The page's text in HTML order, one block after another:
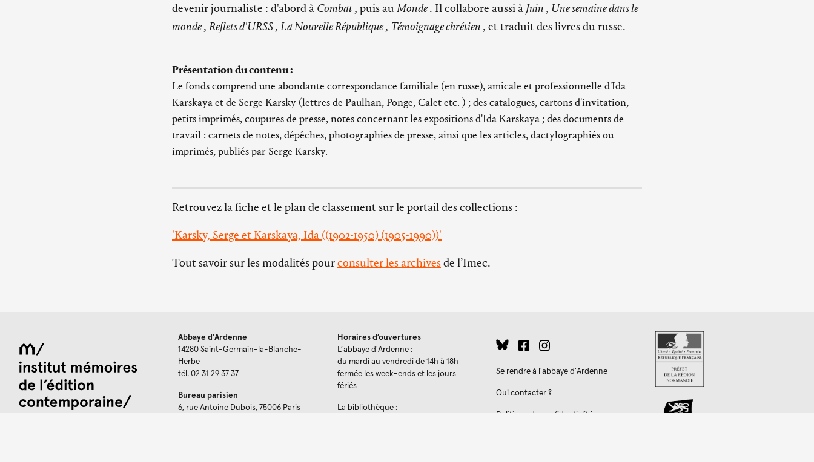
devenir journaliste : d'abord à Combat, puis au Monde. Il collabore aussi à Juin , Une semaine dans le
monde, Reflets d'URSS, La Nouvelle République, Témoignage chrétien , et traduit des livres du russe.
Présentation du contenu :
Le fonds comprend une abondante correspondance familiale (en russe), amicale et professionnelle d'Ida
Karskaya et de Serge Karsky (lettres de Paulhan, Ponge, Calet etc. ) ; des catalogues, cartons d'invitation,
petits imprimés, coupures de presse, notes concernant les expositions d'Ida Karskaya ; des documents de
travail : carnets de notes, dépêches, photographies de presse, ainsi que les articles, dactylographiés ou
imprimés, publiés par Serge Karsky.
Retrouvez la fiche et le plan de classement sur le portail des collections :
'Karsky, Serge et Karskaya, Ida ((1902-1950) (1905-1990))'
Tout savoir sur les modalités pourconsulter les archivesde l’Imec.
Abbaye d’Ardenne
14280 Saint-Germain-la-Blanche-
Herbe
tél. 02 31 29 37 37
Bureau parisien
6, rue Antoine Dubois, 75006 Paris
Horaires d’ouvertures
L’abbaye d'Ardenne :
du mardi au vendredi de 14h à 18h
fermée les week-ends et les jours
fériés
La bibliothèque :
Se rendre à l'abbaye d'Ardenne
Qui contacter ?
Politique de confidentialité